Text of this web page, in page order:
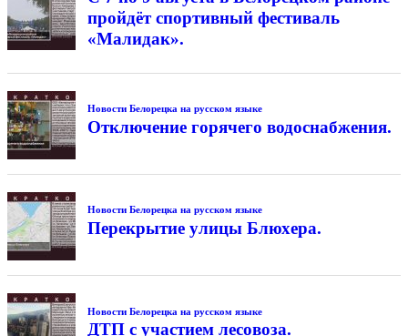
пройдёт спортивный фестиваль
«Малидак».
Новости Белорецка на русском языке
Отключение горячего водоснабжения.
Новости Белорецка на русском языке
Перекрытие улицы Блюхера.
Новости Белорецка на русском языке
ДТП с участием лесовоза.